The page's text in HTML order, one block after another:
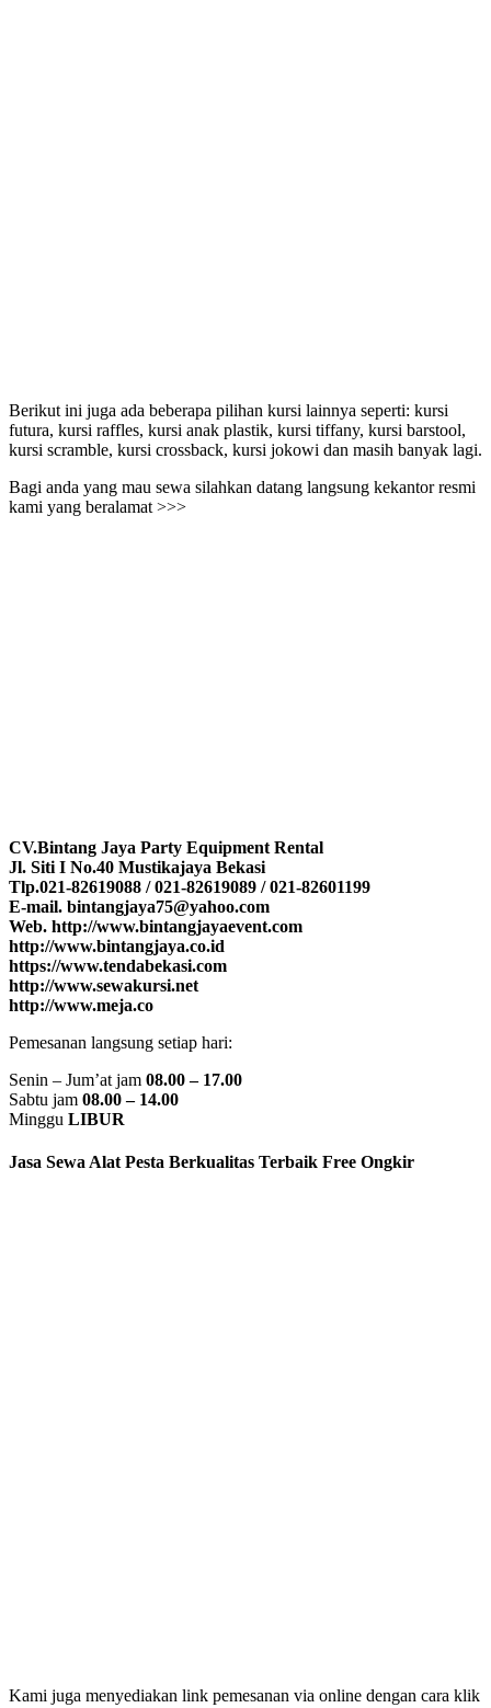
Berikut ini juga ada beberapa pilihan kursi lainnya seperti: kursi
futura, kursi raffles, kursi anak plastik, kursi tiffany, kursi barstool,
kursi scramble, kursi crossback, kursi jokowi dan masih banyak lagi.
Bagi anda yang mau sewa silahkan datang langsung kekantor resmi
kami yang beralamat >>>
CV.Bintang Jaya Party Equipment Rental
Jl. Siti I No.40 Mustikajaya Bekasi
Tlp.021-82619088 / 021-82619089 / 021-82601199
E-mail. bintangjaya75@yahoo.com
Web. http://www.bintangjayaevent.com
http://www.bintangjaya.co.id
https://www.tendabekasi.com
http://www.sewakursi.net
http://www.meja.co
Pemesanan langsung setiap hari:
Senin – Jum’at jam 08.00 – 17.00
Sabtu jam 08.00 – 14.00
Minggu LIBUR
Jasa Sewa Alat Pesta Berkualitas Terbaik Free Ongkir
Kami juga menyediakan link pemesanan via online dengan cara klik